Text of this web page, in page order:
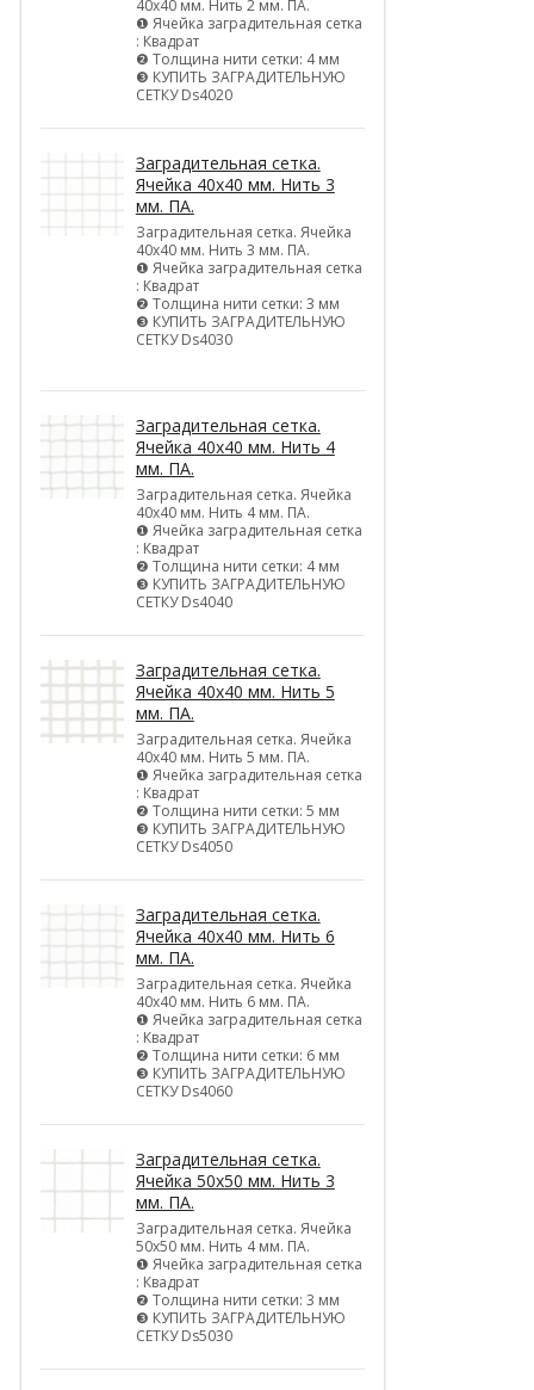
40х40 мм. Нить 2 мм. ПА.
❶ Ячейка заградительная сетка
: Квадрат
❷ Толщина нити сетки: 4 мм
❸ КУПИТЬ ЗАГРАДИТЕЛЬНУЮ
СЕТКУ Ds4020
Заградительная сетка.
Ячейка 40х40 мм. Нить 3
мм. ПА.
Заградительная сетка. Ячейка
40х40 мм. Нить 3 мм. ПА.
❶ Ячейка заградительная сетка
: Квадрат
❷ Толщина нити сетки: 3 мм
❸ КУПИТЬ ЗАГРАДИТЕЛЬНУЮ
СЕТКУ Ds4030
Заградительная сетка.
Ячейка 40х40 мм. Нить 4
мм. ПА.
Заградительная сетка. Ячейка
40х40 мм. Нить 4 мм. ПА.
❶ Ячейка заградительная сетка
: Квадрат
❷ Толщина нити сетки: 4 мм
❸ КУПИТЬ ЗАГРАДИТЕЛЬНУЮ
СЕТКУ Ds4040
Заградительная сетка.
Ячейка 40х40 мм. Нить 5
мм. ПА.
Заградительная сетка. Ячейка
40х40 мм. Нить 5 мм. ПА.
❶ Ячейка заградительная сетка
: Квадрат
❷ Толщина нити сетки: 5 мм
❸ КУПИТЬ ЗАГРАДИТЕЛЬНУЮ
СЕТКУ Ds4050
Заградительная сетка.
Ячейка 40х40 мм. Нить 6
мм. ПА.
Заградительная сетка. Ячейка
40х40 мм. Нить 6 мм. ПА.
❶ Ячейка заградительная сетка
: Квадрат
❷ Толщина нити сетки: 6 мм
❸ КУПИТЬ ЗАГРАДИТЕЛЬНУЮ
СЕТКУ Ds4060
Заградительная сетка.
Ячейка 50х50 мм. Нить 3
мм. ПА.
Заградительная сетка. Ячейка
50х50 мм. Нить 4 мм. ПА.
❶ Ячейка заградительная сетка
: Квадрат
❷ Толщина нити сетки: 3 мм
❸ КУПИТЬ ЗАГРАДИТЕЛЬНУЮ
СЕТКУ Ds5030